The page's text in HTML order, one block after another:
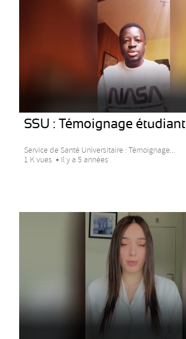
SSU : Témoignage étudiant
Service de Santé Universitaire : Témoignage...
1 K vues
Il y a 5 années